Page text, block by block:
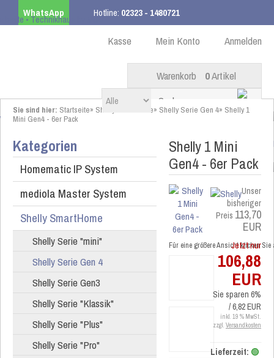
WhatsApp Hotline: 02323 - 1480721
ab 99,00 € innerhalb DE Anmelden
Mein Konto
Kasse
Warenkorb 0Artikel
Sie sind hier: Startseite» Shelly SmartHome» Shelly Serie Gen 4» Shelly 1
Mini Gen4 - 6er Pack
Kategorien
Homematic IP System
mediola Master System
Shelly SmartHome
Shelly Serie "mini"
Shelly Serie Gen 4
Shelly Serie Gen3
Shelly Serie "Klassik"
Shelly Serie "Plus"
Shelly Serie "Pro"
Shelly 1 Mini
Gen4 - 6er Pack
Für eine größere Ansicht klicken
Unser
bisheriger
Preis 113,70
EUR
Jetzt nur
106,88
EUR
Sie sparen 6%
/ 6,82 EUR
inkl. 19 % MwSt.
zzgl. Versandkosten
Lieferzeit: 🟢